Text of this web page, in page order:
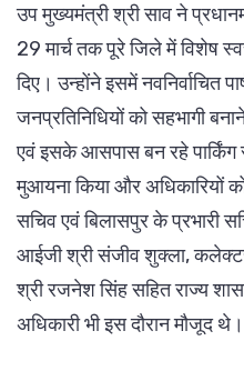
उप मुख्यमंत्री श्री साव ने
29 मार्च तक पूरे जिले में विशेष
दिए। उन्होंने इसमें नवनिर्वाचित
जनप्रतिनिधियों को सहभागी
एवं इसके आसपास बन रहे पार्किंग
मुआयना किया और अधिकारियों
सचिव एवं बिलासपुर के प्रभारी
आईजी श्री संजीव शुक्ला,
श्री रजनेश सिंह सहित राज्य
अधिकारी भी इस दौरान मौजूद थे।